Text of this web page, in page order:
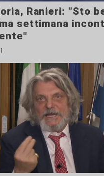
Ranieri: "Sto
settimana